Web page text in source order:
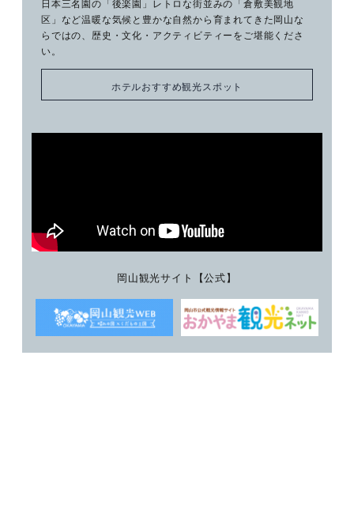
日本三名園の「後楽園」レトロな街並みの「倉敷美観地
区」など温暖な気候と豊かな自然から育まれてきた岡山な
らではの、歴史・文化・アクティビティーをご堪能くださ
い。
ホテルおすすめ観光スポット
岡山観光サイト【公式】